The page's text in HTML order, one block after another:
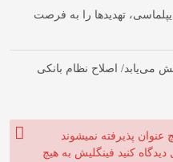
تهدیدها را به فرصت
می‌یابد/ اصلاح نظام بانکی
پذیرفته نمیشوند
کنید فینگلیش به هیچ